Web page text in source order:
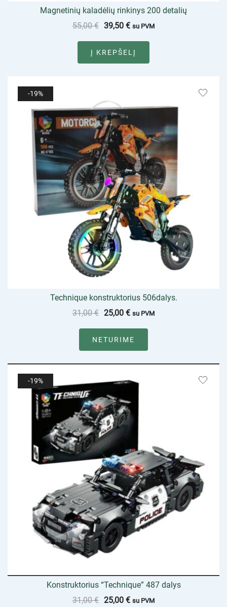
Magnetinių kaladėlių rinkinys 200 detalių
55,00€ 39,50 € su PVM
Į KREPŠELĮ
-19%
Technique konstruktorius 506dalys.
31,00€ 25,00 € su PVM
NETURIME
-19%
Konstruktorius “Technique” 487 dalys
31,00€ 25,00 € su PVM